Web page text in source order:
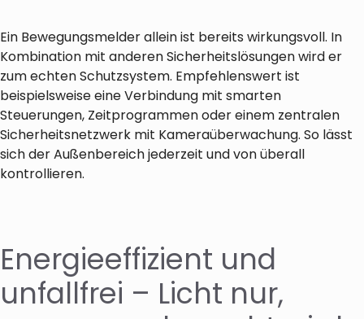
Ein Bewegungsmelder allein ist bereits wirkungsvoll. In
Kombination mit anderen Sicherheitslösungen wird er
zum echten Schutzsystem. Empfehlenswert ist
beispielsweise eine Verbindung mit smarten
Steuerungen, Zeitprogrammen oder einem zentralen
Sicherheitsnetzwerk mit Kameraüberwachung. So lässt
sich der Außenbereich jederzeit und von überall
kontrollieren.
Energieeffizient und
unfallfrei – Licht nur,